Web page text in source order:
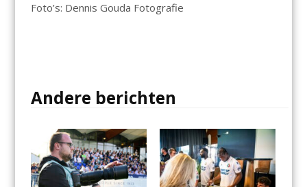
Foto’s: Dennis Gouda Fotografie
Andere berichten